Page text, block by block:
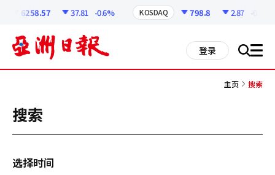
6258.57 37.81 -0.6% KOSDAQ 798.8 2.87 -0.36%
登录 搜 all
主页 搜索
搜索
选择时间